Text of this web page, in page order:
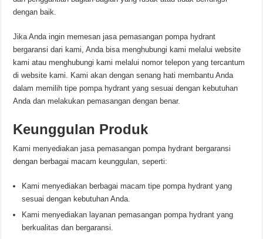
dengan baik.
Jika Anda ingin memesan jasa pemasangan pompa hydrant
bergaransi dari kami, Anda bisa menghubungi kami melalui website
kami atau menghubungi kami melalui nomor telepon yang tercantum
di website kami. Kami akan dengan senang hati membantu Anda
dalam memilih tipe pompa hydrant yang sesuai dengan kebutuhan
Anda dan melakukan pemasangan dengan benar.
Keunggulan Produk
Kami menyediakan jasa pemasangan pompa hydrant bergaransi
dengan berbagai macam keunggulan, seperti:
Kami menyediakan berbagai macam tipe pompa hydrant yang
sesuai dengan kebutuhan Anda.
Kami menyediakan layanan pemasangan pompa hydrant yang
berkualitas dan bergaransi.